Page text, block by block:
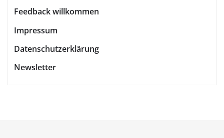
Feedback willkommen
Impressum
Datenschutzerklärung
Newsletter